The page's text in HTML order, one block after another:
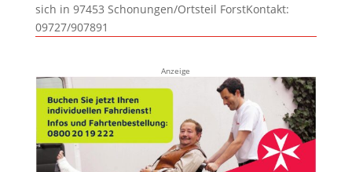
sich in 97453 Schonungen/Ortsteil ForstKontakt:
09727/907891
Anzeige